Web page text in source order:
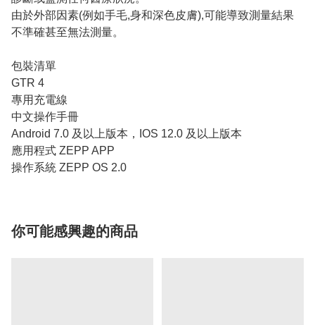
由於外部因素(例如手毛,身和深色皮膚),可能導致測量結果
不準確甚至無法測量。
包裝清單
GTR 4
專用充電線
中文操作手冊
Android 7.0 及以上版本，IOS 12.0 及以上版本
應用程式 ZEPP APP
操作系統 ZEPP OS 2.0
你可能感興趣的商品